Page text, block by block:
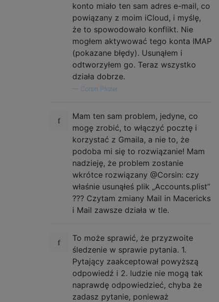
konto miało ten sam adres e-mail, co
powiązany z moim iCloud, i myślę,
że to spowodowało konflikt. Nie
mogłem aktywować tego konta IMAP
(pokazane błędy). Usunąłem i
odtworzyłem go. Teraz wszystko
działa dobrze.
Corsin Pfister
Mam ten sam problem, jedyne, co
mogę zrobić, to włączyć pocztę i
korzystać z Gmaila, a nie to, że
podoba mi się to rozwiązanie! Mam
nadzieję, że problem zostanie
wkrótce rozwiązany @Corsin: czy
właśnie usunąłeś plik „Accounts.plist”
??? Czytam zmiany Mail in Macericks
i Mail zawsze działa w tle.
To może sprawić, że przyzwoite
śledzenie w sprawie pytania. 1.
Pytający zaakceptował powyższą
odpowiedź i 2. ludzie nie mogą tak
naprawdę odpowiedzieć, chyba że
zadasz pytanie, ponieważ